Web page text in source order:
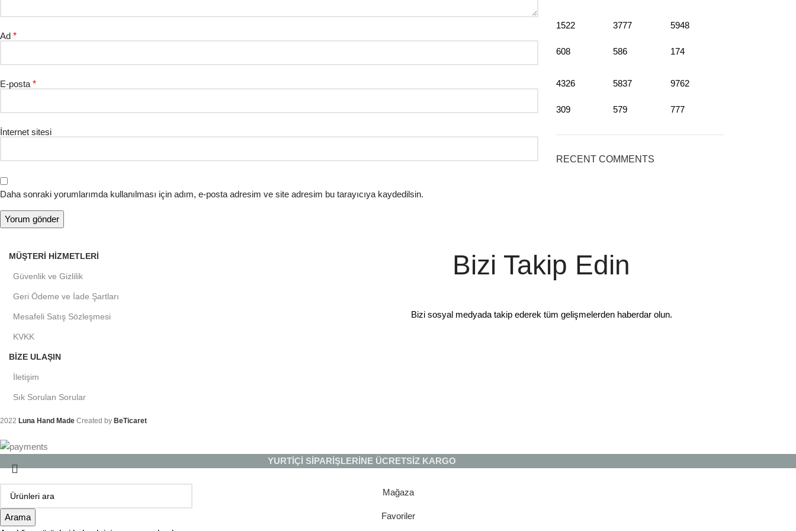
Ad *
E-posta *
İnternet sitesi
Daha sonraki yorumlarımda kullanılması için adım, e-posta adresim ve site adresim bu tarayıcıya kaydedilsin.
1522
608
3777
586
5948
174
4326
309
5837
579
9762
777
RECENT COMMENTS
MÜŞTERI HIZMETLERI
Güvenlik ve Gizlilik
Geri Ödeme ve İade Şartları
Mesafeli Satış Sözleşmesi
KVKK
BIZE ULAŞIN
İletişim
Sık Sorulan Sorular
Bizi Takip Edin
Bizi sosyal medyada takip ederek tüm gelişmelerden haberdar olun.
2022 Luna Hand Made Created by BeTicaret
Arama
YURTİÇİ SİPARİŞLERİNE ÜCRETSİZ KARGO
Mağaza
Favoriler